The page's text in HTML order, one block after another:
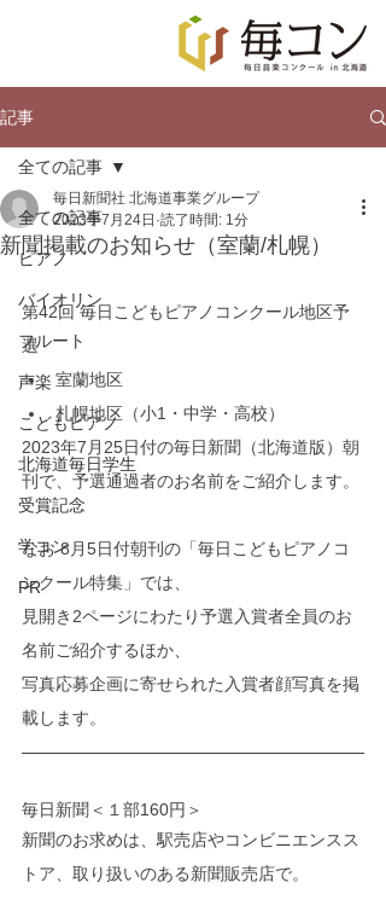
記事
全ての記事
ピアノ
バイオリン
フルート
声楽
こどもピアノ
北海道毎日学生
受賞記念
学コン
PR
全ての記事
新聞掲載のお知らせ（室蘭/札幌）
毎日新聞社 北海道事業グループ
2023年7月24日 読了時間: 1分
第42回 毎日こどもピアノコンクール地区予
選
室蘭地区
札幌地区（小1・中学・高校）
2023年7月25日付の毎日新聞（北海道版）朝
刊で、予選通過者のお名前をご紹介します。
なお 8月5日付朝刊の「毎日こどもピアノコ
ンクール特集」では、
見開き2ページにわたり予選入賞者全員のお
名前ご紹介するほか、
写真応募企画に寄せられた入賞者顔写真を掲
載します。
毎日新聞＜１部160円＞
新聞のお求めは、駅売店やコンビニエンスス
トア、取り扱いのある新聞販売店で。